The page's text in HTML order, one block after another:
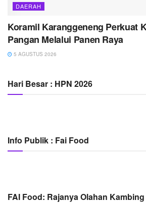
DAERAH
Koramil Karanggeneng Perkuat
Pangan Melalui Panen Raya
5 AGUSTUS 2026
Hari Besar : HPN 2026
Info Publik : Fai Food
FAI Food: Rajanya Olahan Kambing